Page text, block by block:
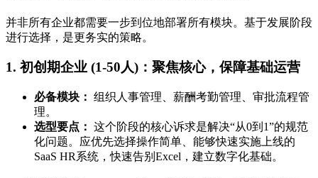
并非所有企业都需要一步到位地部署所有模块。基于发展阶段
进行选择，是更务实的策略。
1. 初创期企业 (1-50人)：聚焦核心，保障基础运营
必备模块： 组织人事管理、薪酬考勤管理、审批流程管
理。
选型要点： 这个阶段的核心诉求是解决“从0到1”的规范
化问题。应优先选择操作简单、能够快速实施上线的
SaaS HR系统，快速告别Excel，建立数字化基础。